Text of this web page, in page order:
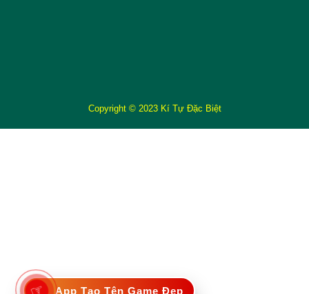
Copyright © 2023 Kí Tự Đặc Biệt
App Tạo Tên Game Đẹp